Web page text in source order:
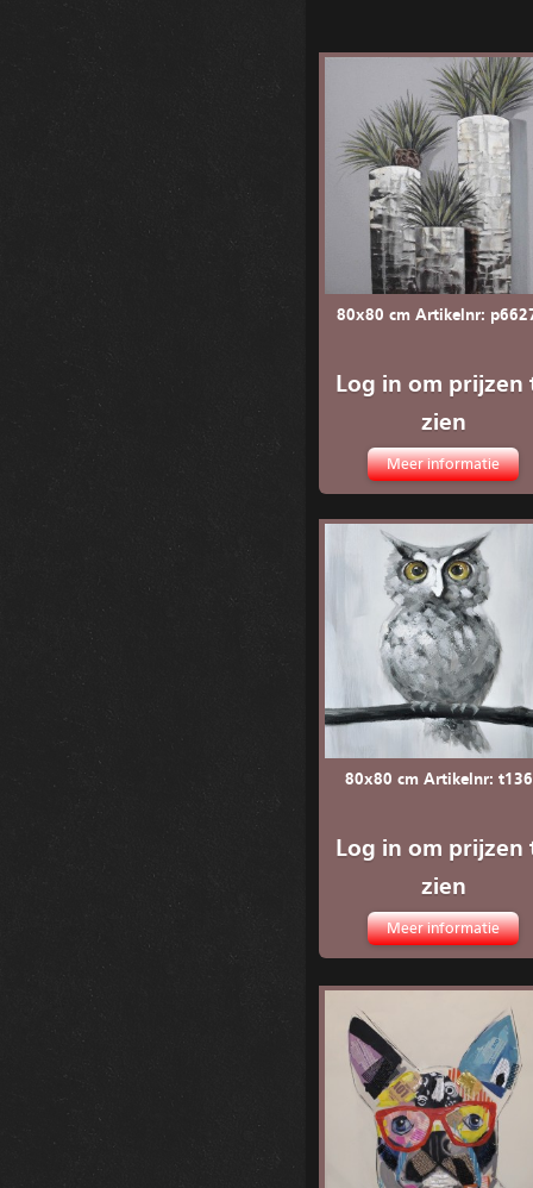
80x80 cm Artikelnr:
Log in om prijzen
zien
Meer informatie
80x80 cm Artikelnr:
Log in om prijzen
zien
Meer informatie